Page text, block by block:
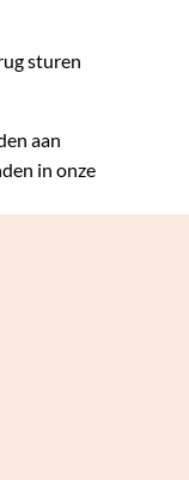
sturen
aan
in onze